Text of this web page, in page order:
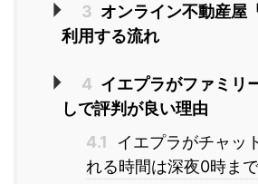
3 オンライン不動産屋
利用する流れ
4 イエプラがファミリ
しで評判が良い理由
4.1
イエプラがチャッ
れる時間は深夜0時まで